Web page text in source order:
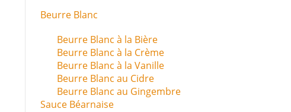
Beurre Blanc
Beurre Blanc à la Bière
Beurre Blanc à la Crème
Beurre Blanc à la Vanille
Beurre Blanc au Cidre
Beurre Blanc au Gingembre
Sauce Béarnaise